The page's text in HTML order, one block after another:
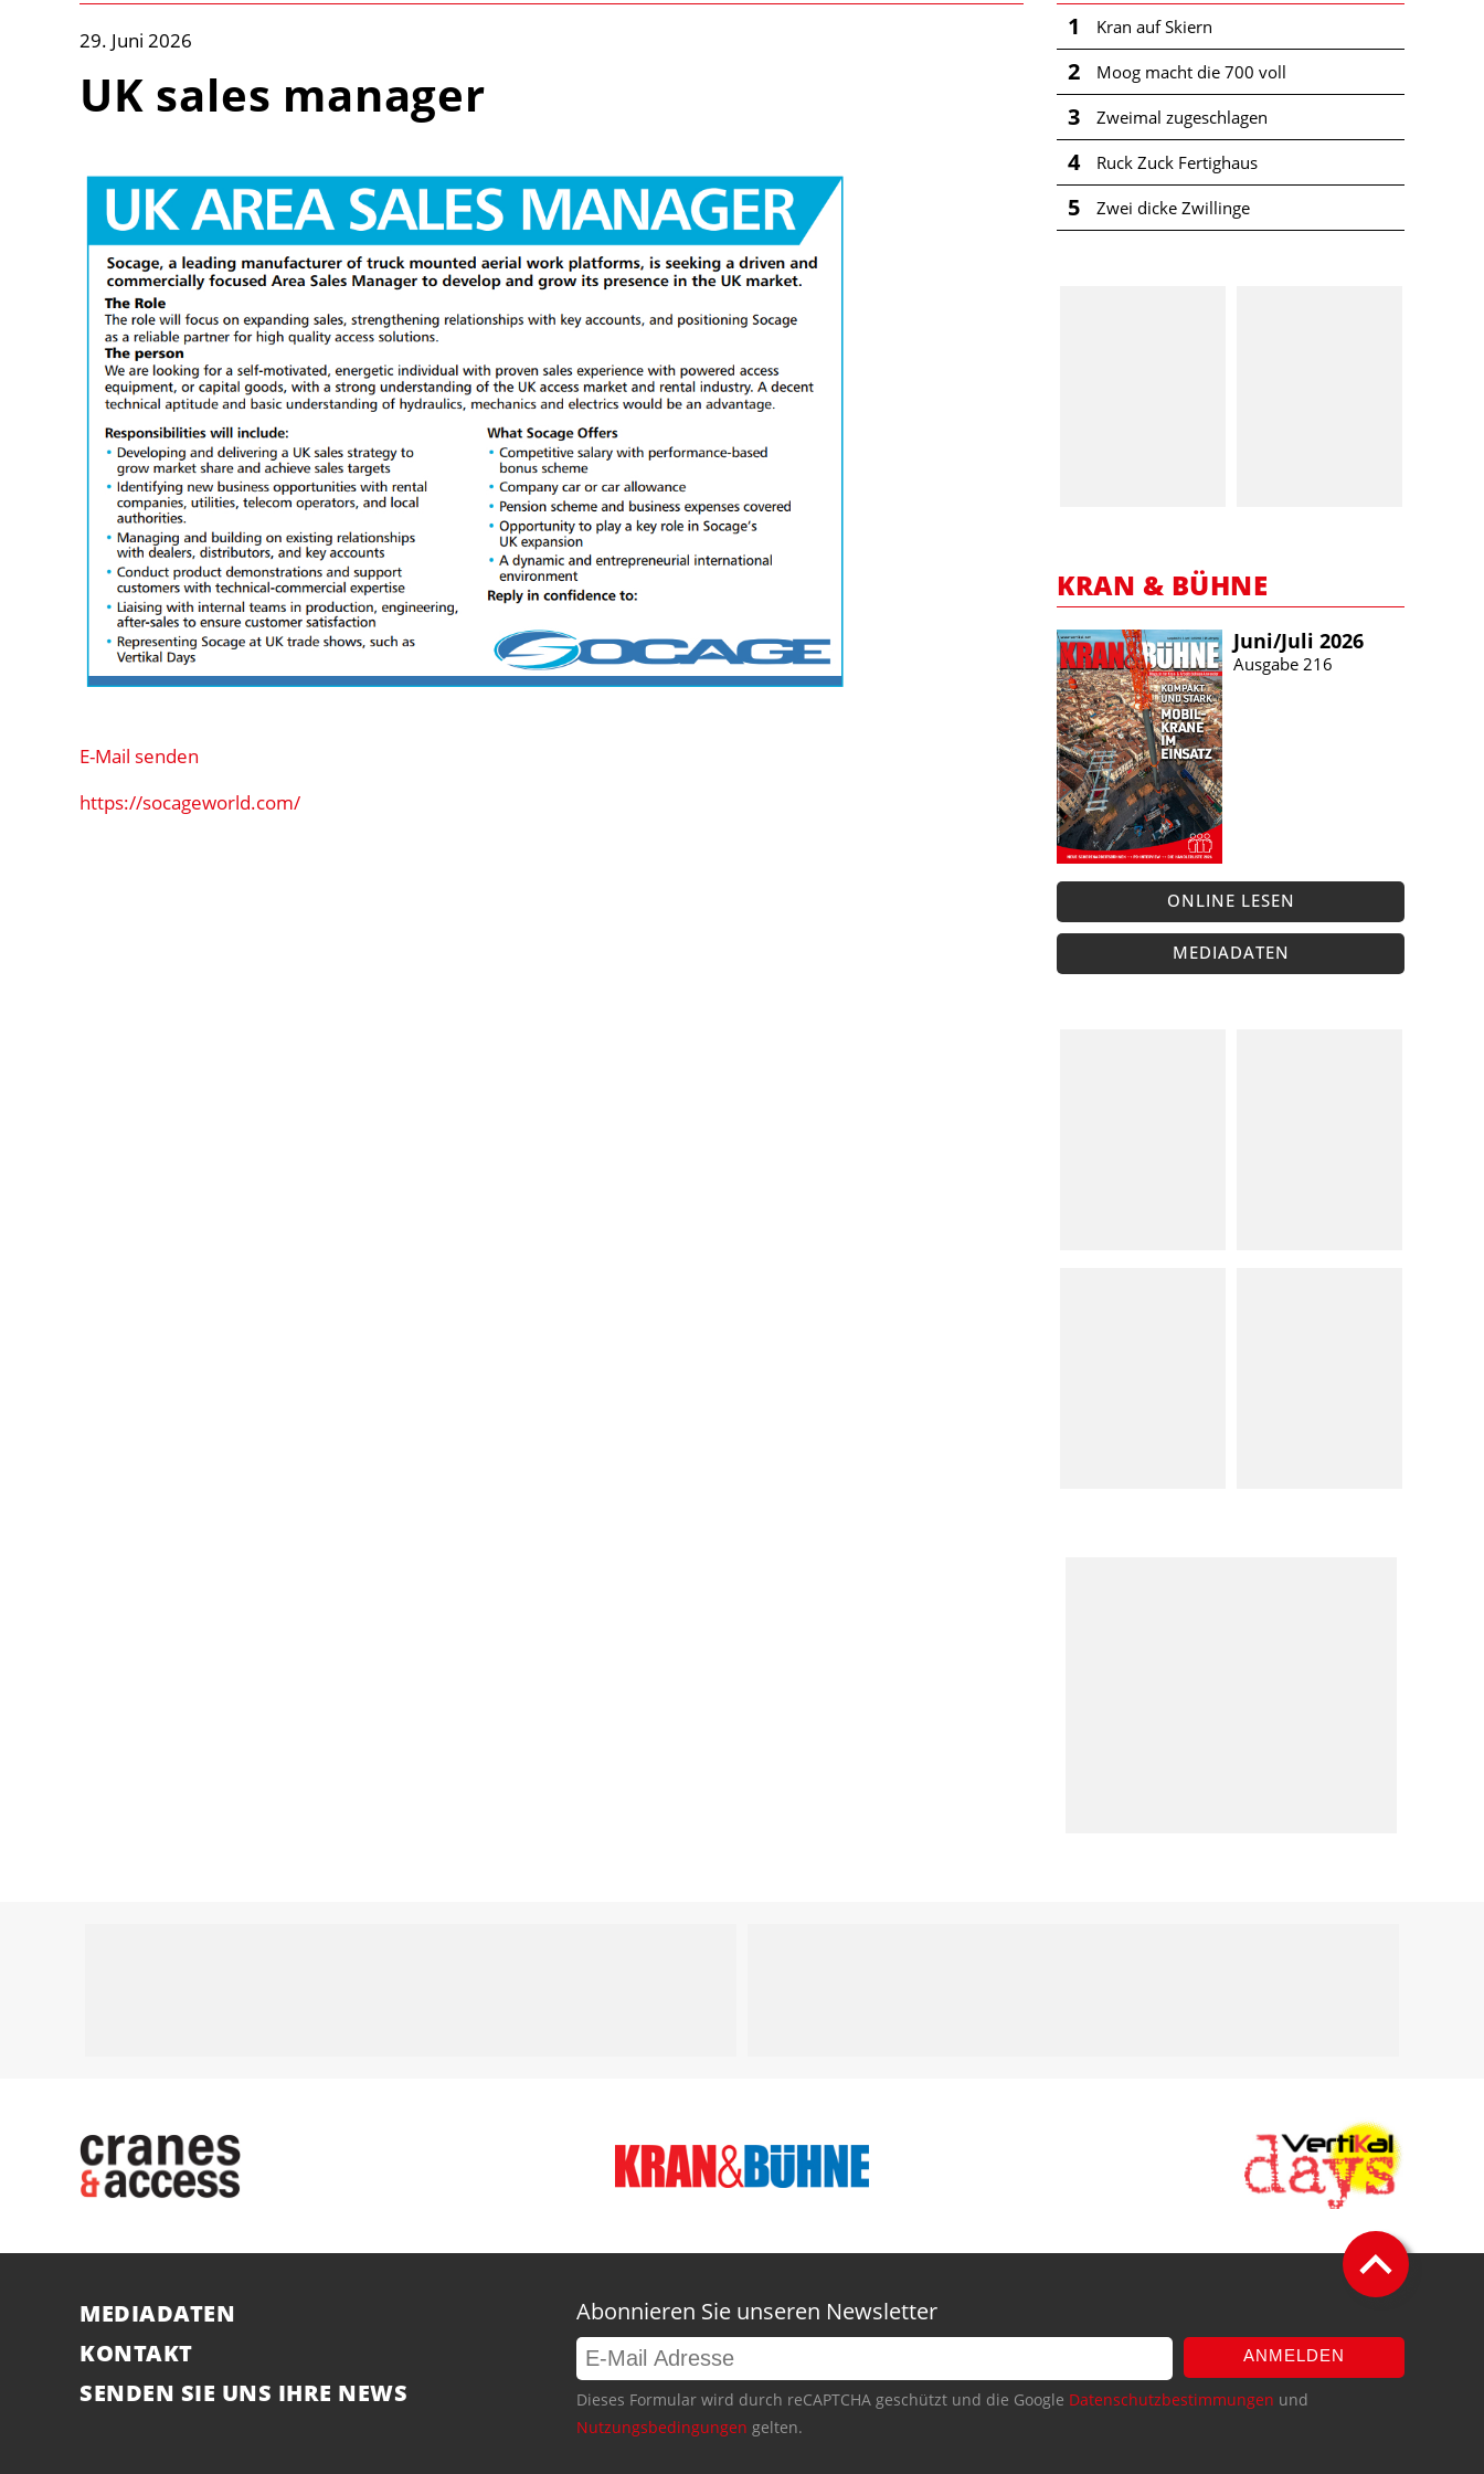
29. Juni 2026
UK sales manager
E-Mail senden
https://socageworld.com/
1 Kran auf Skiern
2 Moog macht die 700 voll
3 Zweimal zugeschlagen
4 Ruck Zuck Fertighaus
5 Zwei dicke Zwillinge
KRAN & BÜHNE
Juni/​Juli 2026
Ausgabe 216
ONLINE LESEN
MEDIADATEN
MEDIADATEN
KONTAKT
SENDEN SIE UNS IHRE NEWS
Abonnieren Sie unseren Newsletter
ANMELDEN
Dieses Formular wird durch reCAPTCHA geschützt und die Google Datenschutzbestimmungen und
Nutzungsbedingungen gelten.